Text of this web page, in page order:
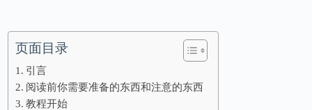
页面目录
引言
阅读前你需要准备的东西和注意的东西
教程开始